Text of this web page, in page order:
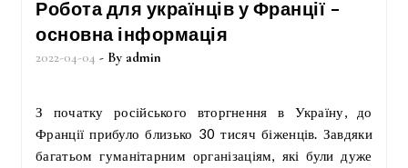
Робота для українців у Франції –
основна інформація
2022-04-04 - By admin
З початку російського вторгнення в Україну, до
Франції прибуло близько 30 тисяч біженців. Завдяки
багатьом гуманітарним організаціям, які були дуже